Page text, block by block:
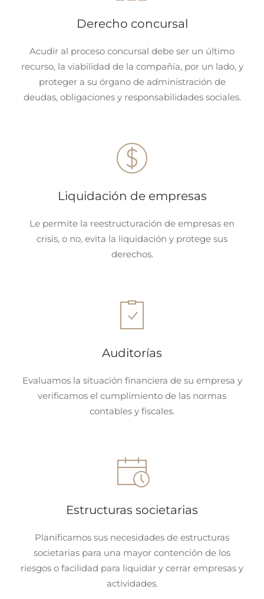
Derecho concursal
Acudir al proceso concursal debe ser un último
recurso, la viabilidad de la compañía, por un lado, y
proteger a su órgano de administración de
deudas, obligaciones y responsabilidades sociales.
Liquidación de empresas
Le permite la reestructuración de empresas en
crisis, o no, evita la liquidación y protege sus
derechos.
Auditorías
Evaluamos la situación financiera de su empresa y
verificamos el cumplimiento de las normas
contables y fiscales.
Estructuras societarias
Planificamos sus necesidades de estructuras
societarias para una mayor contención de los
riesgos o facilidad para liquidar y cerrar empresas y
actividades.